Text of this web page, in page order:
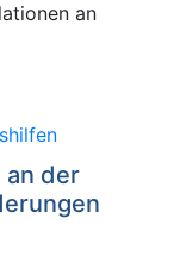
an
an der